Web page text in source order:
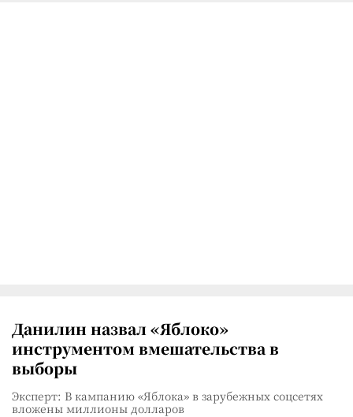
Данилин назвал «Яблоко»
инструментом вмешательства в
выборы
Эксперт: В кампанию «Яблока» в зарубежных соцсетях
вложены миллионы долларов